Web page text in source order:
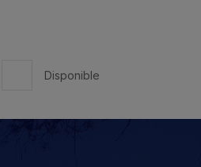
Disponible